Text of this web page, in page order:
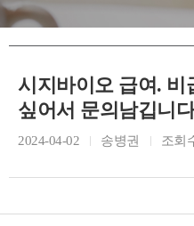
시지바이오 급여. 비
싶어서 문의남깁니
2024-04-02 송병권 조회